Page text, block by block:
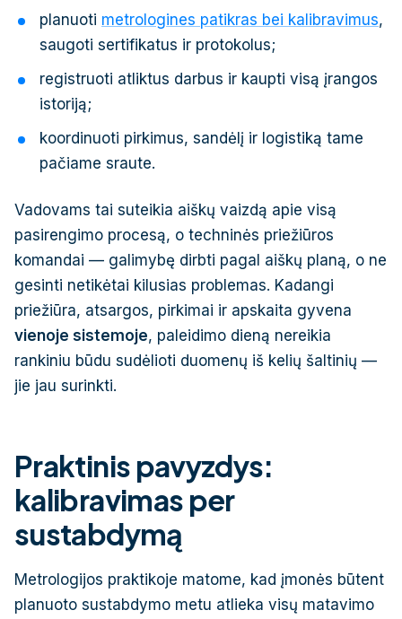
planuoti metrologines patikras bei kalibravimus,
saugoti sertifikatus ir protokolus;
registruoti atliktus darbus ir kaupti visą įrangos
istoriją;
koordinuoti pirkimus, sandėlį ir logistiką tame
pačiame sraute.
Vadovams tai suteikia aiškų vaizdą apie visą
pasirengimo procesą, o techninės priežiūros
komandai — galimybę dirbti pagal aiškų planą, o ne
gesinti netikėtai kilusias problemas. Kadangi
priežiūra, atsargos, pirkimai ir apskaita gyvena
vienoje sistemoje, paleidimo dieną nereikia
rankiniu būdu sudėlioti duomenų iš kelių šaltinių —
jie jau surinkti.
Praktinis pavyzdys:
kalibravimas per
sustabdymą
Metrologijos praktikoje matome, kad įmonės būtent
planuoto sustabdymo metu atlieka visų matavimo